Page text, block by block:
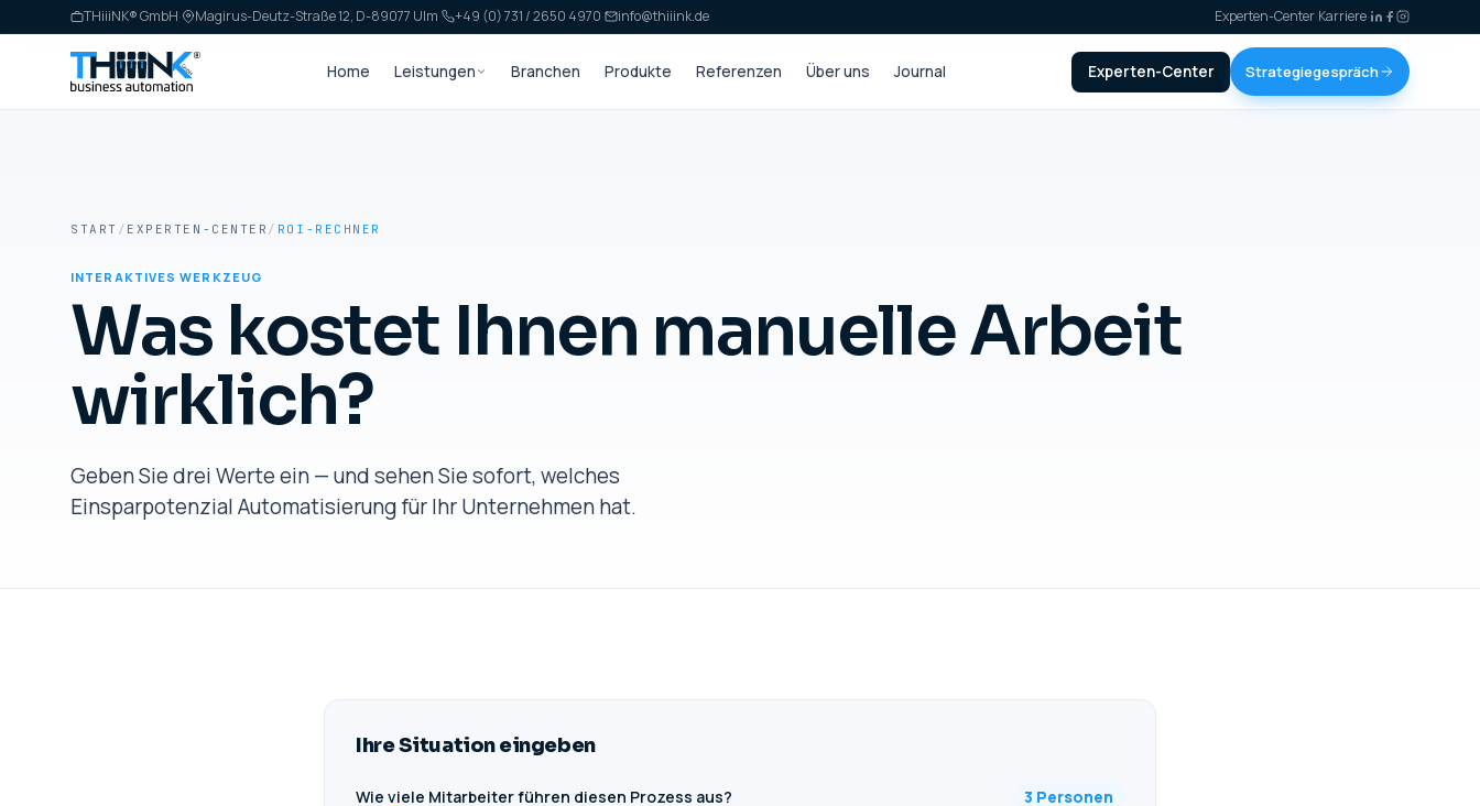
THiiiNK® GmbH· Magirus-Deutz-Straße 12, D-89077 Ulm· +49 (0) 731 / 2650 4970· info@thiiink.de Experten-Center·Karriere·
Home Leistungen Branchen Produkte Referenzen Über uns Journal Experten-Center Strategiegespräch
START / EXPERTEN-CENTER / ROI-RECHNER
INTERAKTIVES WERKZEUG
Was kostet Ihnen manuelle Arbeit
wirklich?
Geben Sie drei Werte ein — und sehen Sie sofort, welches
Einsparpotenzial Automatisierung für Ihr Unternehmen hat.
Ihre Situation eingeben
Wie viele Mitarbeiter führen diesen Prozess aus? 3 Personen